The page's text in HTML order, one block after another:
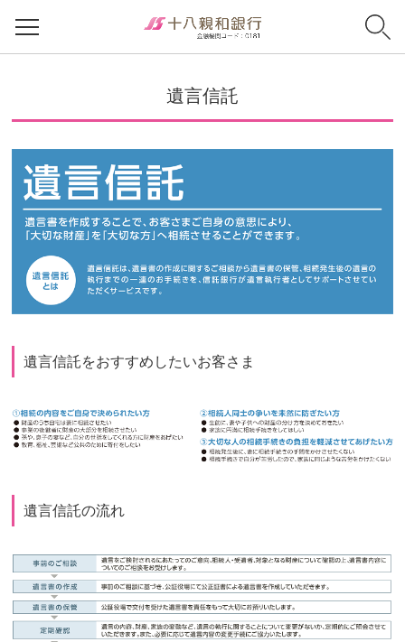
遺言信託
遺言信託をおすすめしたいお客さま
遺言信託の流れ